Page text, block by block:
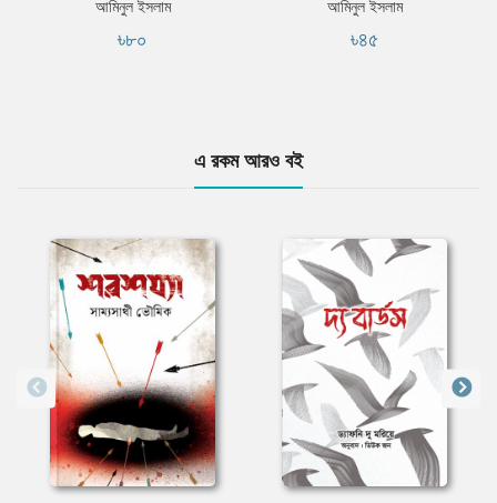
আমিনুল ইসলাম
৳৮০
আমিনুল ইসলাম
৳৪৫
এ রকম আরও বই